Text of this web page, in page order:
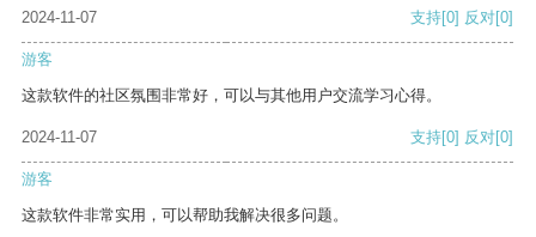
2024-11-07
支持[0] 反对[0]
游客
这款软件的社区氛围非常好，可以与其他用户交流学习心得。
2024-11-07 支持[0] 反对[0]
游客
这款软件非常实用，可以帮助我解决很多问题。